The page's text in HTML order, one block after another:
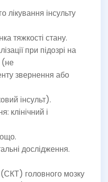
лікування інсульту
тяжкості стану.
при підозрі на
(не
звернення або
інсульт).
клінічний і
дослідження.
головного мозку